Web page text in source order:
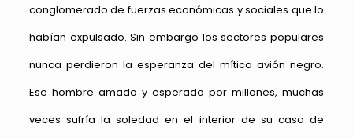
conglomerado de fuerzas económicas y sociales que lo
habían expulsado. Sin embargo los sectores populares
nunca perdieron la esperanza del mítico avión negro.
Ese hombre amado y esperado por millones, muchas
veces sufría la soledad en el interior de su casa de